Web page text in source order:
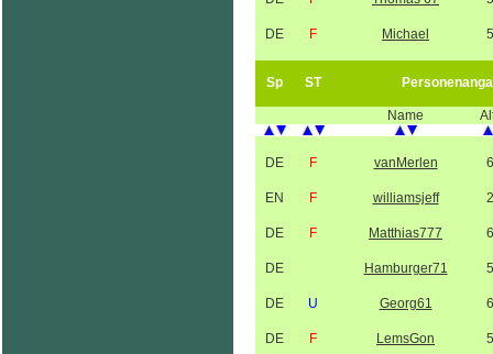
DE F Michael
Sp ST
Name
DE F vanMerlen
EN F williamsjeff
DE F Matthias777
DE Hamburger71
DE U Georg61
DE F LemsGon